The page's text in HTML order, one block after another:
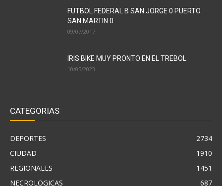
FUTBOL FEDERAL B SAN JORGE 0 PUERTO
SAN MARTIN 0
09/07/2017
IRIS BIKE MUY PRONTO EN EL TREBOL
10/05/2023
CATEGORÍAS
DEPORTES
2734
CIUDAD
1910
REGIONALES
1451
NECROLOGICAS
687